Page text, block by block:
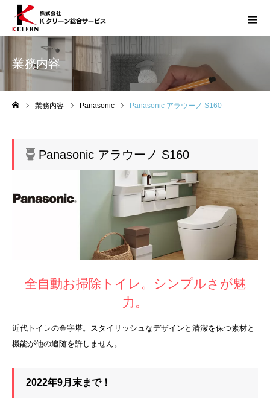
業務内容
業務内容 Panasonic Panasonic アラウーノ S160
Panasonic アラウーノ S160
全自動お掃除トイレ。シンプルさが魅
力。
近代トイレの金字塔。スタイリッシュなデザインと清潔を保つ素材と
機能が他の追随を許しません。
2022年9月末まで！